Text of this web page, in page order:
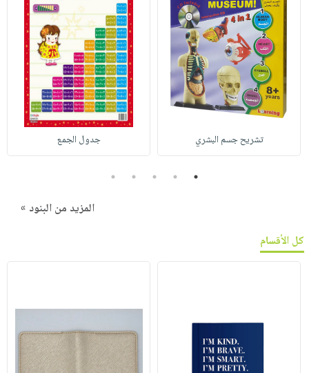
تشريح جسم البشري جدول الجمع
1
2
3
4
5
المزيد من البنود »
كل الأقسام